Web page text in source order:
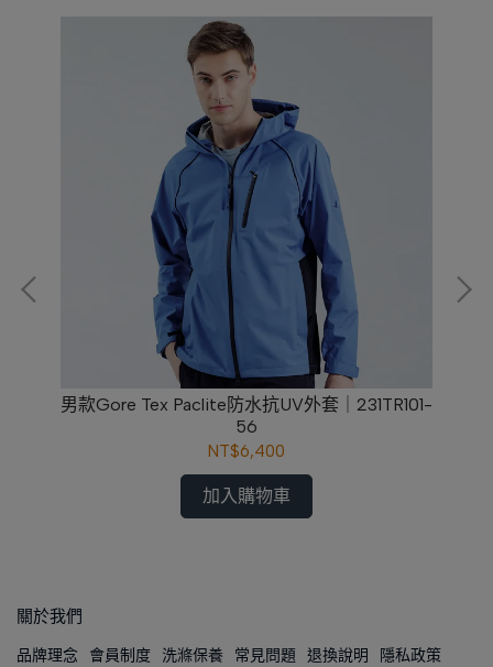
男款Gore Tex Paclite防水抗UV外套｜231TR101-
56
NT$6,400
加入購物車
關於我們
品牌理念 會員制度 洗滌保養 常見問題 退換說明
隱私政策